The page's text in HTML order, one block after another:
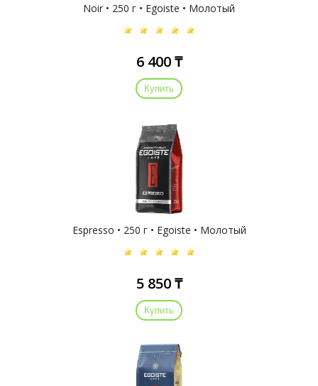
Noir • 250 г • Egoiste • Молотый
6 400 ₸
Купить
Espresso • 250 г • Egoiste • Молотый
5 850 ₸
Купить